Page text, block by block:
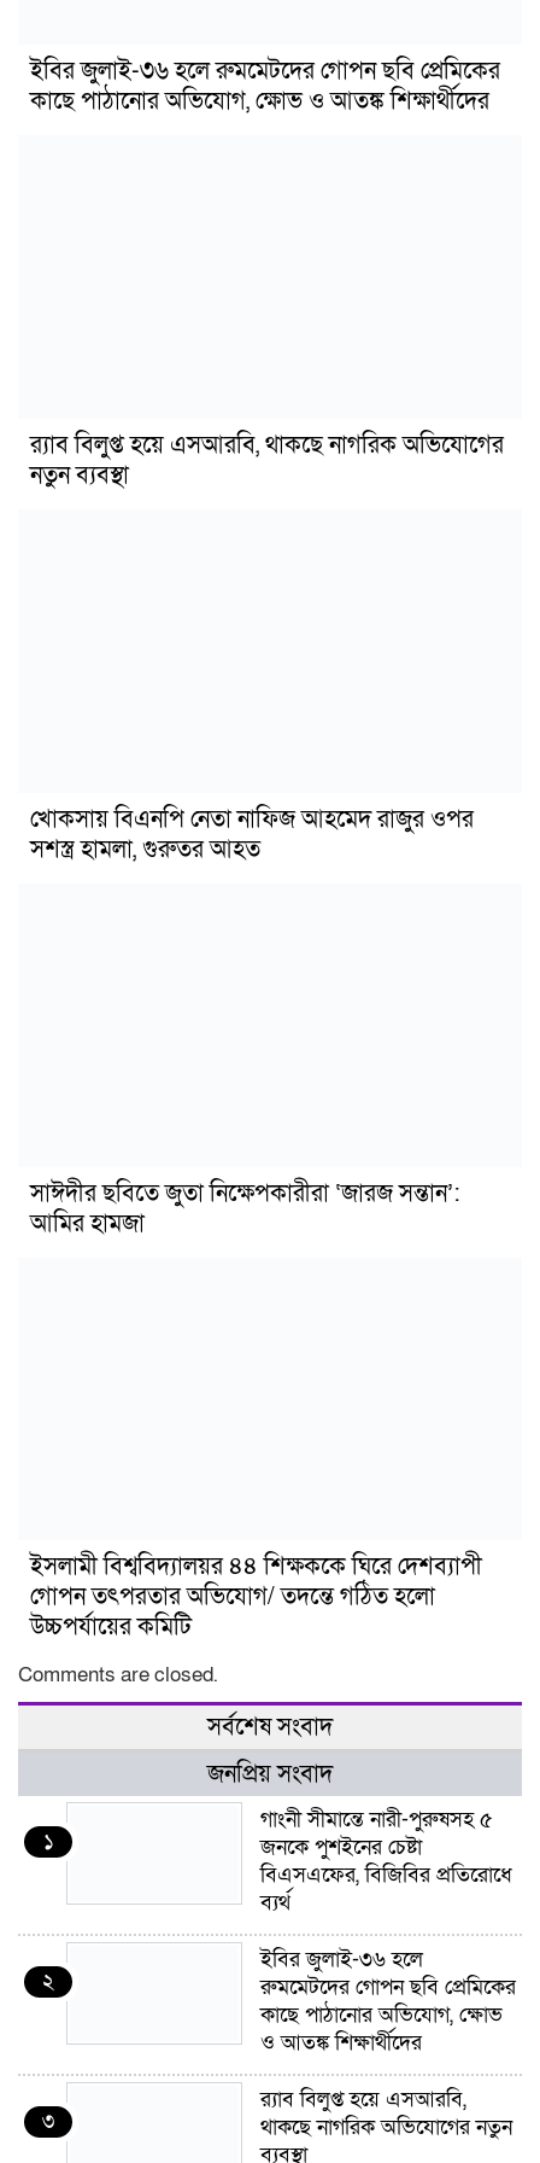
ইবির জুলাই-৩৬ হলে রুমমেটদের গোপন ছবি প্রেমিকের
কাছে পাঠানোর অভিযোগ, ক্ষোভ ও আতঙ্ক শিক্ষার্থীদের
র‍্যাব বিলুপ্ত হয়ে এসআরবি, থাকছে নাগরিক অভিযোগের
নতুন ব্যবস্থা
খোকসায় বিএনপি নেতা নাফিজ আহমেদ রাজুর ওপর
সশস্ত্র হামলা, গুরুতর আহত
সাঈদীর ছবিতে জুতা নিক্ষেপকারীরা ‘জারজ সন্তান’:
আমির হামজা
ইসলামী বিশ্ববিদ্যালয়র ৪৪ শিক্ষককে ঘিরে দেশব্যাপী
গোপন তৎপরতার অভিযোগ/ তদন্তে গঠিত হলো
উচ্চপর্যায়ের কমিটি
Comments are closed.
সর্বশেষ সংবাদ
জনপ্রিয় সংবাদ
১
গাংনী সীমান্তে নারী-পুরুষসহ ৫
জনকে পুশইনের চেষ্টা
বিএসএফের, বিজিবির প্রতিরোধে
ব্যর্থ
২
ইবির জুলাই-৩৬ হলে
রুমমেটদের গোপন ছবি প্রেমিকের
কাছে পাঠানোর অভিযোগ, ক্ষোভ
ও আতঙ্ক শিক্ষার্থীদের
৩
র‍্যাব বিলুপ্ত হয়ে এসআরবি,
থাকছে নাগরিক অভিযোগের নতুন
ব্যবস্থা